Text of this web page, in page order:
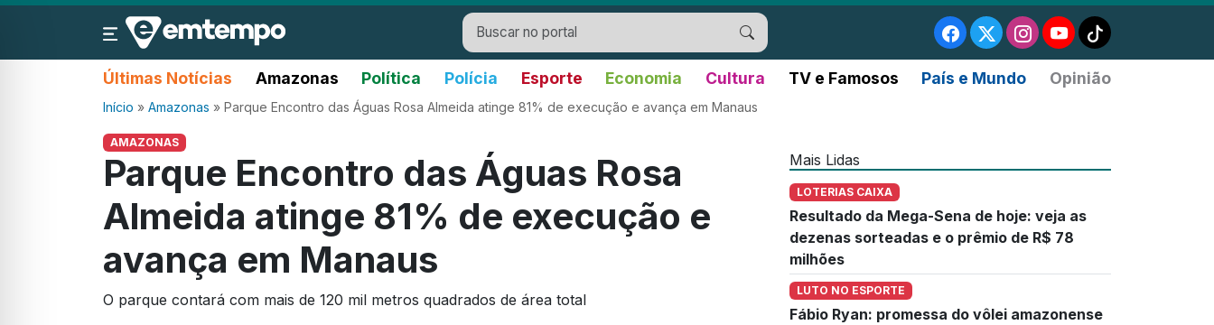
Últimas Notícias Amazonas Política Polícia Esporte Economia Cultura TV e Famosos País e Mundo Opinião
Início » Amazonas » Parque Encontro das Águas Rosa Almeida atinge 81% de execução e avança em Manaus
AMAZONAS
Parque Encontro das Águas Rosa
Almeida atinge 81% de execução e
avança em Manaus
O parque contará com mais de 120 mil metros quadrados de área total
Mais Lidas
LOTERIAS CAIXA
Resultado da Mega-Sena de hoje: veja as
dezenas sorteadas e o prêmio de R$ 78
milhões
LUTO NO ESPORTE
Fábio Ryan: promessa do vôlei amazonense